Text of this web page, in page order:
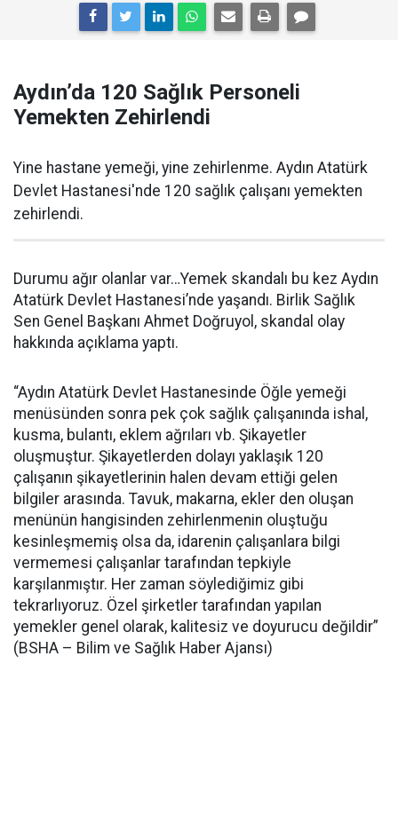
Aydın’da 120 Sağlık Personeli
Yemekten Zehirlendi
Yine hastane yemeği, yine zehirlenme. Aydın Atatürk
Devlet Hastanesi'nde 120 sağlık çalışanı yemekten
zehirlendi.
Durumu ağır olanlar var…Yemek skandalı bu kez Aydın
Atatürk Devlet Hastanesi’nde yaşandı. Birlik Sağlık
Sen Genel Başkanı Ahmet Doğruyol, skandal olay
hakkında açıklama yaptı.
“Aydın Atatürk Devlet Hastanesinde Öğle yemeği
menüsünden sonra pek çok sağlık çalışanında ishal,
kusma, bulantı, eklem ağrıları vb. Şikayetler
oluşmuştur. Şikayetlerden dolayı yaklaşık 120
çalışanın şikayetlerinin halen devam ettiği gelen
bilgiler arasında. Tavuk, makarna, ekler den oluşan
menünün hangisinden zehirlenmenin oluştuğu
kesinleşmemiş olsa da, idarenin çalışanlara bilgi
vermemesi çalışanlar tarafından tepkiyle
karşılanmıştır. Her zaman söylediğimiz gibi
tekrarlıyoruz. Özel şirketler tarafından yapılan
yemekler genel olarak, kalitesiz ve doyurucu değildir”
(BSHA – Bilim ve Sağlık Haber Ajansı)